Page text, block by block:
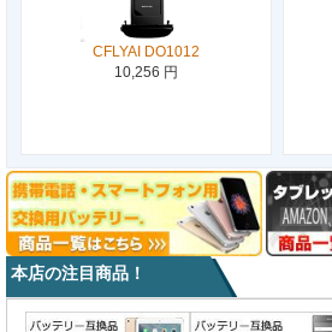
CFLYAI DO1012
10,256 円
本店の注目商品！